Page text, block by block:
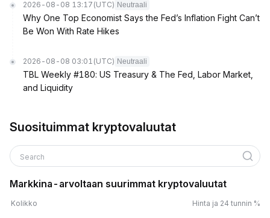
2026-08-08 13:17 (UTC) Neutraali
Why One Top Economist Says the Fed’s Inflation Fight Can’t
Be Won With Rate Hikes
2026-08-08 03:01 (UTC) Neutraali
TBL Weekly #180: US Treasury & The Fed, Labor Market,
and Liquidity
Suosituimmat kryptovaluutat
Search
Markkina-arvoltaan suurimmat kryptovaluutat
Kolikko Hinta ja 24 tunnin %